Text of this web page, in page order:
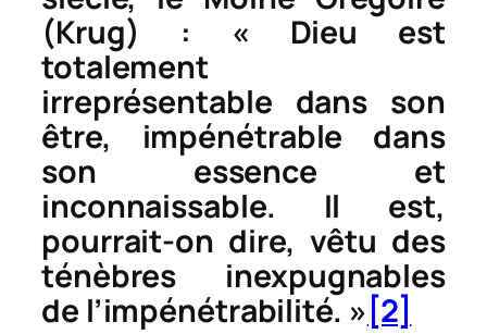
(Krug) : « Dieu est
totalement
irreprésentable dans son
être, impénétrable dans
son essence et
inconnaissable. Il est,
pourrait-on dire, vêtu des
ténèbres inexpugnables
de l’impénétrabilité. » [2]